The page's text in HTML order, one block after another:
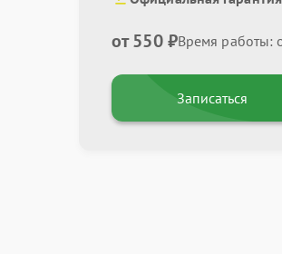
от 550 ₽Время работы:
Записаться